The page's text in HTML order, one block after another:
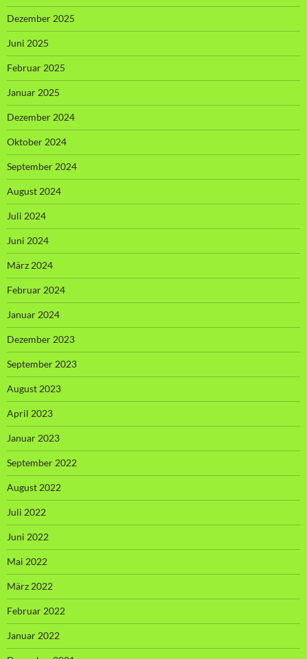
Dezember 2025
Juni 2025
Februar 2025
Januar 2025
Dezember 2024
Oktober 2024
September 2024
August 2024
Juli 2024
Juni 2024
März 2024
Februar 2024
Januar 2024
Dezember 2023
September 2023
August 2023
April 2023
Januar 2023
September 2022
August 2022
Juli 2022
Juni 2022
Mai 2022
März 2022
Februar 2022
Januar 2022